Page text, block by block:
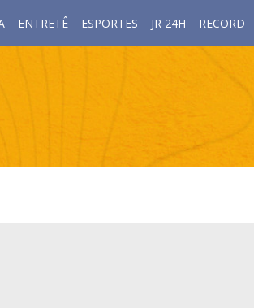
ENTRETÊ ESPORTES JR 24H RECORD